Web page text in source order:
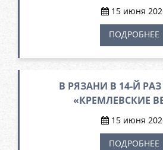
15 июня
ПОДРОБНЕЕ
В РЯЗАНИ В 14-Й
«КРЕМЛЕВСКИЕ
15 июня
ПОДРОБНЕЕ